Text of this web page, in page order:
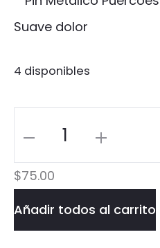
cantidad
Suave dolor
4 disponibles
cantidad
$75.00
Añadir todos al carrito